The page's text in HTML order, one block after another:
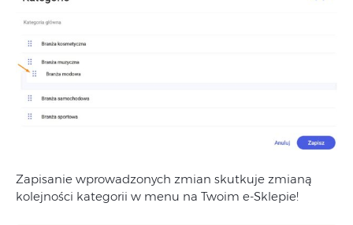
Zapisanie wprowadzonych zmian skutkuje zmianą
kolejności kategorii w menu na Twoim e-Sklepie!